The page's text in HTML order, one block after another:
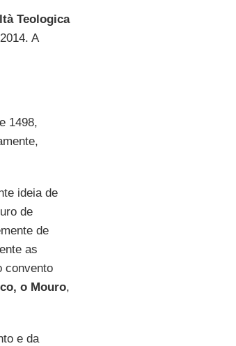
Teologica
A
1498,
ideia de
de
de
as
convento
o Mouro,
e da